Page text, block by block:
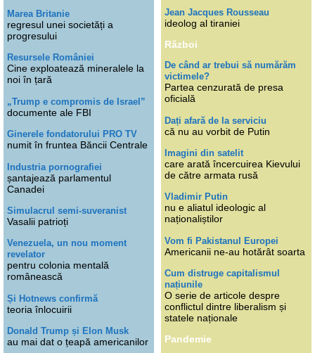
Marea Britanie
regresul unei societăți a
progresului
Resursele României
Cine exploatează mineralele la
noi în țară
„Trump e compromis de Israel”
documente ale FBI
Ginerele fondatorului PRO TV
numit în fruntea Băncii Centrale
Industria pornografiei
șantajează parlamentul
Canadei
Simulacrul semi-suveranist
Vasalii patrioți
Venezuela, un nou moment
revelator
pentru colonia mentală
românească
Și Hotnews confirmă
teoria înlocuirii
Donald Trump și Elon Musk
au mai dat o țeapă americanilor
Jean Jacques Rousseau
ideolog al tiraniei
Război
De când ar trebui să numărăm
victimele?
Partea cenzurată de presa
oficială
Dați afară de la serviciu
că nu au vorbit de Putin
Imagini din satelit
care arată încercuirea Kievului
de către armata rusă
Vladimir Putin
nu e aliatul ideologic al
naționaliștilor
Vom fi Pakistanul Europei
Americanii ne-au hotărât soarta
Cum distruge capitalismul
națiunile
O serie de articole despre
conflictul dintre liberalism și
statele naționale
Pandemie